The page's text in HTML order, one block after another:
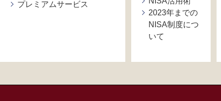
プレミアムサービス
2023年までの
NISA制度につ
いて